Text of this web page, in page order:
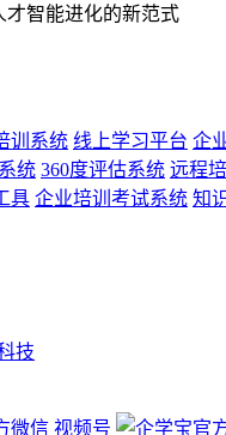
智能进化的新范式
训系统 线上学习平台 企
统 360度评估系统 远程
具 企业培训考试系统 知
技
视频号